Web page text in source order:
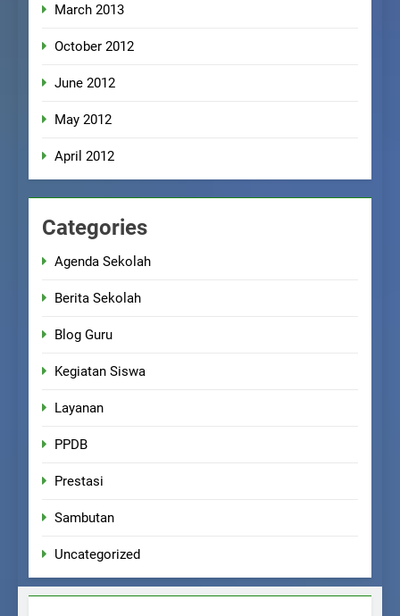
March 2013
October 2012
June 2012
May 2012
April 2012
Categories
Agenda Sekolah
Berita Sekolah
Blog Guru
Kegiatan Siswa
Layanan
PPDB
Prestasi
Sambutan
Uncategorized